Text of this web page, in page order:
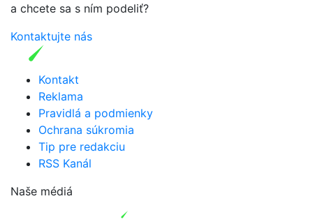
a chcete sa s ním podeliť?
Kontaktujte nás
Kontakt
Reklama
Pravidlá a podmienky
Ochrana súkromia
Tip pre redakciu
RSS Kanál
Naše médiá